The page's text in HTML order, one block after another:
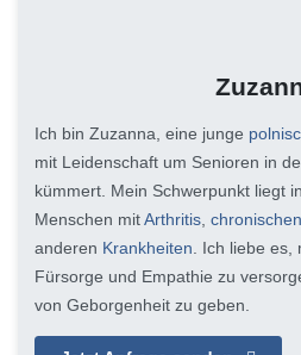
Ich bin Zuzanna, eine junge
mit Leidenschaft um Senioren in
kümmert. Mein Schwerpunkt liegt
Menschen mitArthritis
anderen Krankheiten . Ich liebe
Fürsorge und Empathie zu
von Geborgenheit zu geben.